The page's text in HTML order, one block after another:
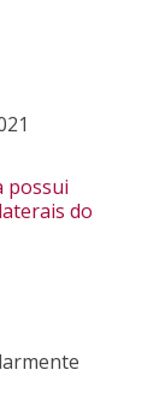
possui
do